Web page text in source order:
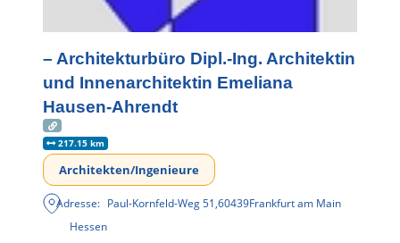
– Architekturbüro Dipl.-Ing. Architektin
und Innenarchitektin Emeliana
Hausen-Ahrendt
217.15 km
Architekten/Ingenieure
Adresse: Paul-Kornfeld-Weg 51,60439Frankfurt am Main
Hessen